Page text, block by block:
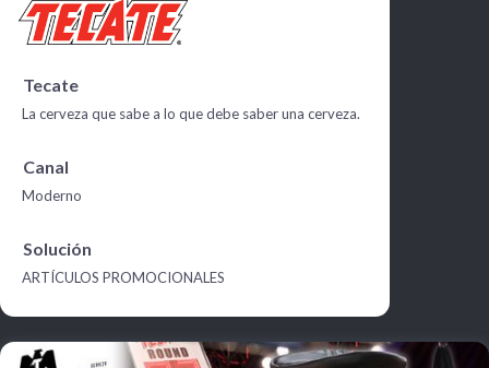
Tecate
La cerveza que sabe a lo que debe saber una cerveza.
Canal
Moderno
Solución
ARTÍCULOS PROMOCIONALES